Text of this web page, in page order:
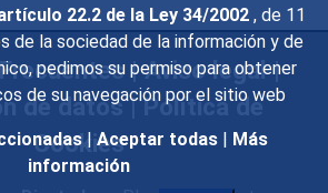
22.2 de la Ley 34/2002 , de 11
de la sociedad de la información y de
pedimos su permiso para obtener
de su navegación por el sitio web
| Aceptar todas | Más
información
|Aviso legal|
de datos|Política de
Cookies